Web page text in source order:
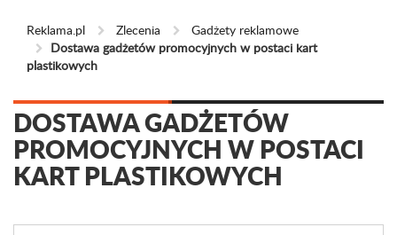
Reklama.pl Zlecenia
Gadżety reklamowe
Dostawa gadżetów promocyjnych w postaci kart
plastikowych
DOSTAWA GADŻETÓW
PROMOCYJNYCH W POSTACI
KART PLASTIKOWYCH